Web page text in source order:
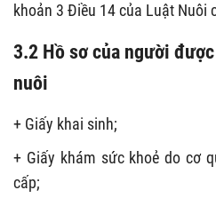
khoản 3 Điều 14 của Luật Nuôi
3.2 Hồ sơ của người
nuôi
+ Giấy khai sinh;
+ Giấy khám sức khoẻ do cơ
cấp;